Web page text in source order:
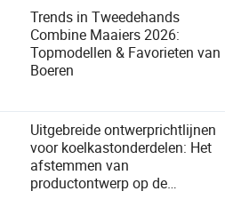
Trends in Tweedehands
Combine Maaiers 2026:
Topmodellen & Favorieten van
Boeren
Uitgebreide ontwerprichtlijnen
voor koelkastonderdelen: Het
afstemmen van
productontwerp op de